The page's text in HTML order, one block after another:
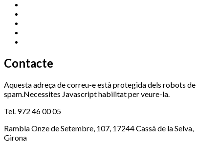
Contacte
Aquesta adreça de correu-e està protegida dels robots de
spam.Necessites Javascript habilitat per veure-la.
Tel. 972 46 00 05
Rambla Onze de Setembre, 107, 17244 Cassà de la Selva,
Girona